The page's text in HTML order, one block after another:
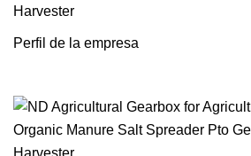
Perfil de la empresa